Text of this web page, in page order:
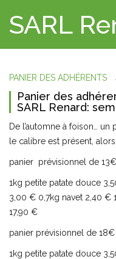
SARL
PANIER DES ADHÉRENTS
Panier des
SARL Renard:
De l’automne à foison…
le calibre est présent,
panier prévisionnel de
1kg petite patate douce
3,00 € 0,7kg navet 2,40
17,90 €
panier prévisionnel de
1kg petite patate douce